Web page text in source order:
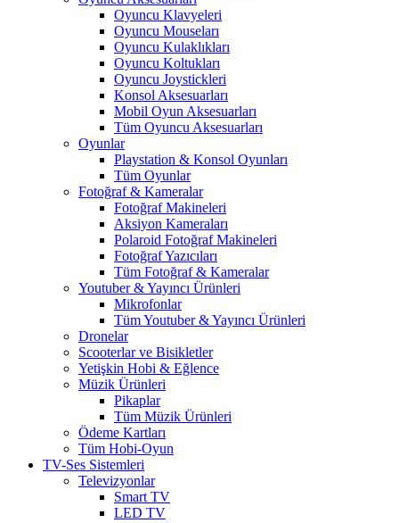
Oyuncu Klavyeleri
Oyuncu Mouseları
Oyuncu Kulaklıkları
Oyuncu Koltukları
Oyuncu Joystickleri
Konsol Aksesuarları
Mobil Oyun Aksesuarları
Tüm Oyuncu Aksesuarları
Oyunlar
Playstation & Konsol Oyunları
Tüm Oyunlar
Fotoğraf & Kameralar
Fotoğraf Makineleri
Aksiyon Kameraları
Polaroid Fotoğraf Makineleri
Fotoğraf Yazıcıları
Tüm Fotoğraf & Kameralar
Youtuber & Yayıncı Ürünleri
Mikrofonlar
Tüm Youtuber & Yayıncı Ürünleri
Dronelar
Scooterlar ve Bisikletler
Yetişkin Hobi & Eğlence
Müzik Ürünleri
Pikaplar
Tüm Müzik Ürünleri
Ödeme Kartları
Tüm Hobi-Oyun
TV-Ses Sistemleri
Televizyonlar
Smart TV
LED TV